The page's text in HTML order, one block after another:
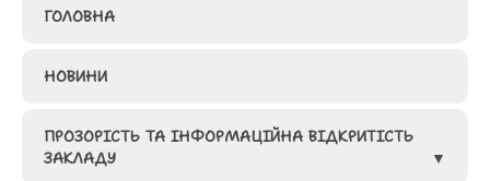
ГОЛОВНА
НОВИНИ
ПРОЗОРІСТЬ ТА ІНФОРМАЦІЙНА ВІДКРИТІСТЬ
ЗАКЛАДУ